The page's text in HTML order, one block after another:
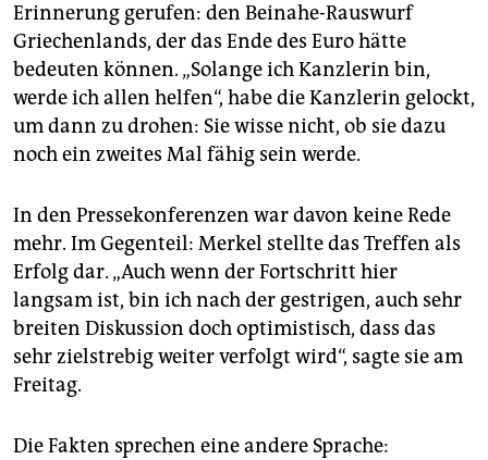
Erinnerung gerufen: den Beinahe-Rauswurf
Griechenlands, der das Ende des Euro hätte
bedeuten können. „Solange ich Kanzlerin bin,
werde ich allen helfen“, habe die Kanzlerin gelockt,
um dann zu drohen: Sie wisse nicht, ob sie dazu
noch ein zweites Mal fähig sein werde.
In den Pressekonferenzen war davon keine Rede
mehr. Im Gegenteil: Merkel stellte das Treffen als
Erfolg dar. „Auch wenn der Fortschritt hier
langsam ist, bin ich nach der gestrigen, auch sehr
breiten Diskussion doch optimistisch, dass das
sehr zielstrebig weiter verfolgt wird“, sagte sie am
Freitag.
Die Fakten sprechen eine andere Sprache: